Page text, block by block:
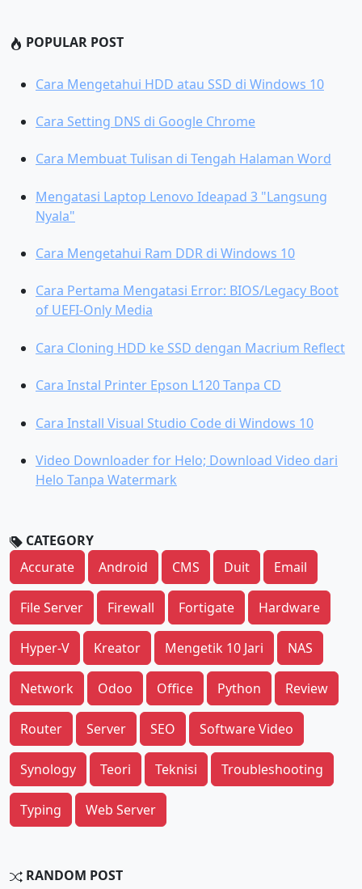
POPULAR POST
Cara Mengetahui HDD atau SSD di Windows 10
Cara Setting DNS di Google Chrome
Cara Membuat Tulisan di Tengah Halaman Word
Mengatasi Laptop Lenovo Ideapad 3 "Langsung
Nyala"
Cara Mengetahui Ram DDR di Windows 10
Cara Pertama Mengatasi Error: BIOS/Legacy Boot
of UEFI-Only Media
Cara Cloning HDD ke SSD dengan Macrium Reflect
Cara Instal Printer Epson L120 Tanpa CD
Cara Install Visual Studio Code di Windows 10
Video Downloader for Helo; Download Video dari
Helo Tanpa Watermark
CATEGORY
Accurate
Android CMS Duit Email
File Server Firewall Fortigate Hardware
Hyper-V Kreator Mengetik 10 Jari NAS
Network Odoo Office Python Review
Router Server SEO Software Video
Synology Teori Teknisi Troubleshooting
Typing Web Server
RANDOM POST